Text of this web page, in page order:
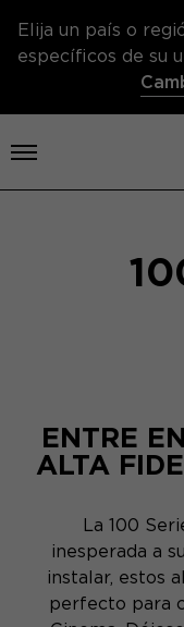
Elija un país o
específicos de su
Abrir el menú
ENTRE
ALTA
La 100
inesperada a
instalar, estos
perfecto para